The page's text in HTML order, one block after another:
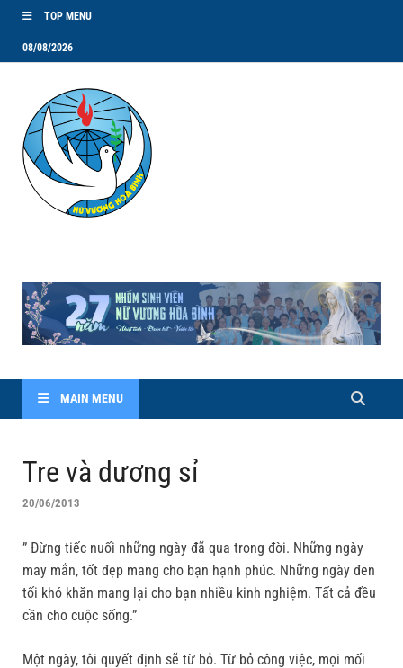
TOP MENU
08/08/2026
MAIN MENU
Tre và dương sỉ
20/06/2013
” Đừng tiếc nuối những ngày đã qua trong đời. Những ngày
may mắn, tốt đẹp mang cho bạn hạnh phúc. Những ngày đen
tối khó khăn mang lại cho bạn nhiều kinh nghiệm. Tất cả đều
cần cho cuộc sống.”
Một ngày, tôi quyết định sẽ từ bỏ. Từ bỏ công việc, mọi mối